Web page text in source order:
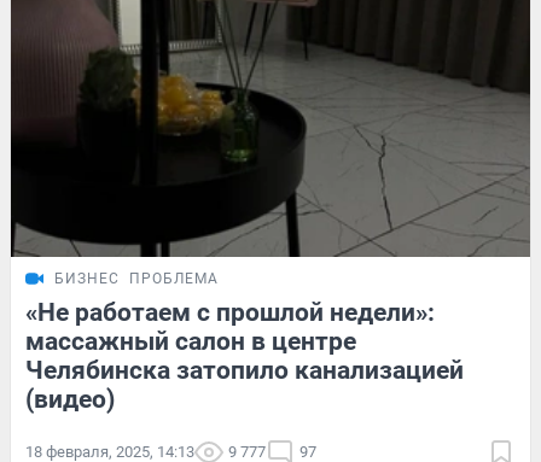
БИЗНЕС ПРОБЛЕМА
«Не работаем с прошлой недели»:
массажный салон в центре
Челябинска затопило канализацией
(видео)
18 февраля, 2025, 14:13 9 777 97